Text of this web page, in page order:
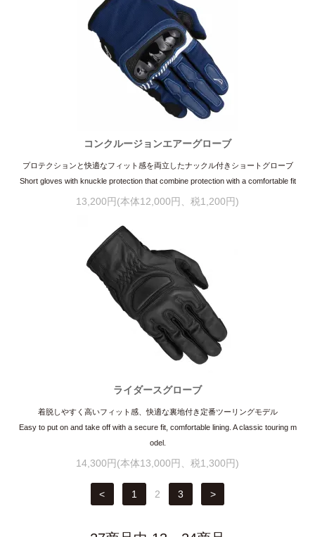
コンクルージョンエアーグローブ
プロテクションと快適なフィット感を両立したナックル付きショートグローブ
Short gloves with knuckle protection that combine protection with a comfortable fit
13,200円(本体12,000円、税1,200円)
ライダースグローブ
着脱しやすく高いフィット感、快適な裏地付き定番ツーリングモデル
Easy to put on and take off with a secure fit, comfortable lining. A classic touring m
odel.
14,300円(本体13,000円、税1,300円)
< 1 2 3 >